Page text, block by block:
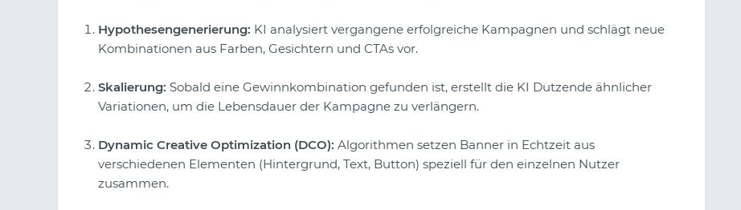
Hypothesengenerierung: KI analysiert vergangene erfolgreiche Kampagnen und schlägt neue
Kombinationen aus Farben, Gesichtern und CTAs vor.
Skalierung: Sobald eine Gewinnkombination gefunden ist, erstellt die KI Dutzende ähnlicher
Variationen, um die Lebensdauer der Kampagne zu verlängern.
Dynamic Creative Optimization (DCO): Algorithmen setzen Banner in Echtzeit aus
verschiedenen Elementen (Hintergrund, Text, Button) speziell für den einzelnen Nutzer
zusammen.